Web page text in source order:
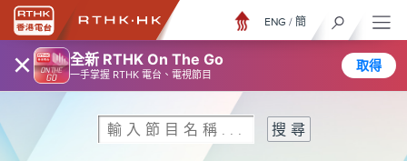
× 全新 RTHK On The Go
一手掌握 RTHK 電台、電視節目
取得
ENG / 簡